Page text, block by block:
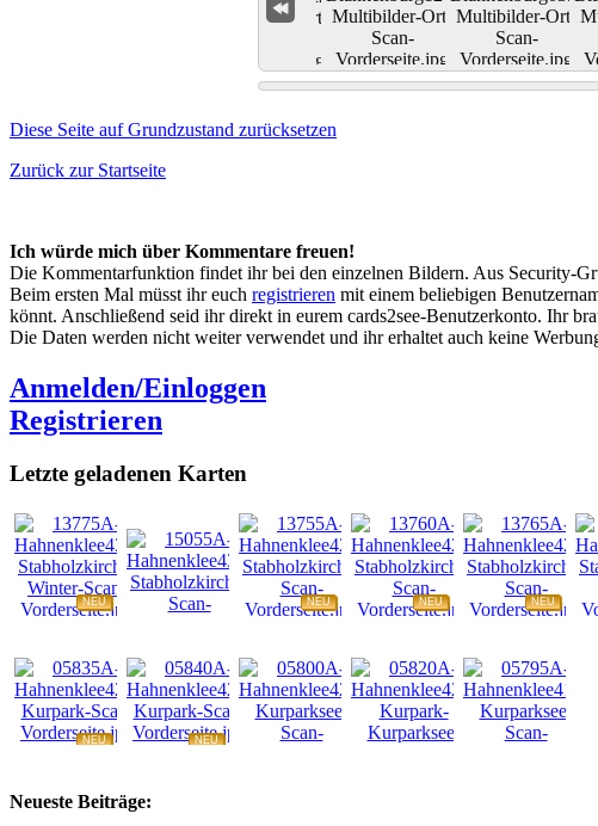
Diese Seite auf Grundzustand zurücksetzen
Zurück zur Startseite
Ich würde mich über Kommentare freuen!
Die Kommentarfunktion findet ihr bei den einzelnen Bildern. Aus Security-
Beim ersten Mal müsst ihr euch registrieren mit einem beliebigen
könnt. Anschließend seid ihr direkt in eurem cards2see-Benutzerkonto. Ihr
Die Daten werden nicht weiter verwendet und ihr erhaltet auch keine
Anmelden/Einloggen
Registrieren
Letzte geladenen Karten
NEU NEU NEU NEU
NEU
NEU
Neueste Beiträge: